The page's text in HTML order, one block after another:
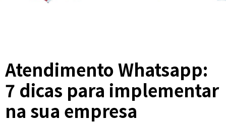
Atendimento Whatsapp:
7 dicas para implementar
na sua empresa